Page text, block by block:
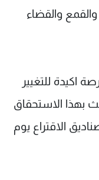
والقضاء
اكيدة للتغيير
بهذا الاستحقاق
الاقتراع يوم